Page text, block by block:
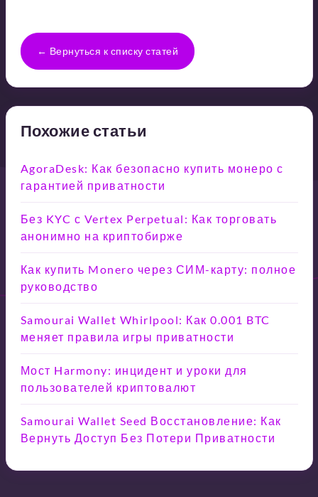
← Вернуться к списку статей
Похожие статьи
AgoraDesk: Как безопасно купить монеро с
гарантией приватности
Без KYC с Vertex Perpetual: Как торговать
анонимно на криптобирже
Как купить Monero через СИМ-карту: полное
руководство
Samourai Wallet Whirlpool: Как 0.001 BTC
меняет правила игры приватности
Мост Harmony: инцидент и уроки для
пользователей криптовалют
Samourai Wallet Seed Восстановление: Как
Вернуть Доступ Без Потери Приватности